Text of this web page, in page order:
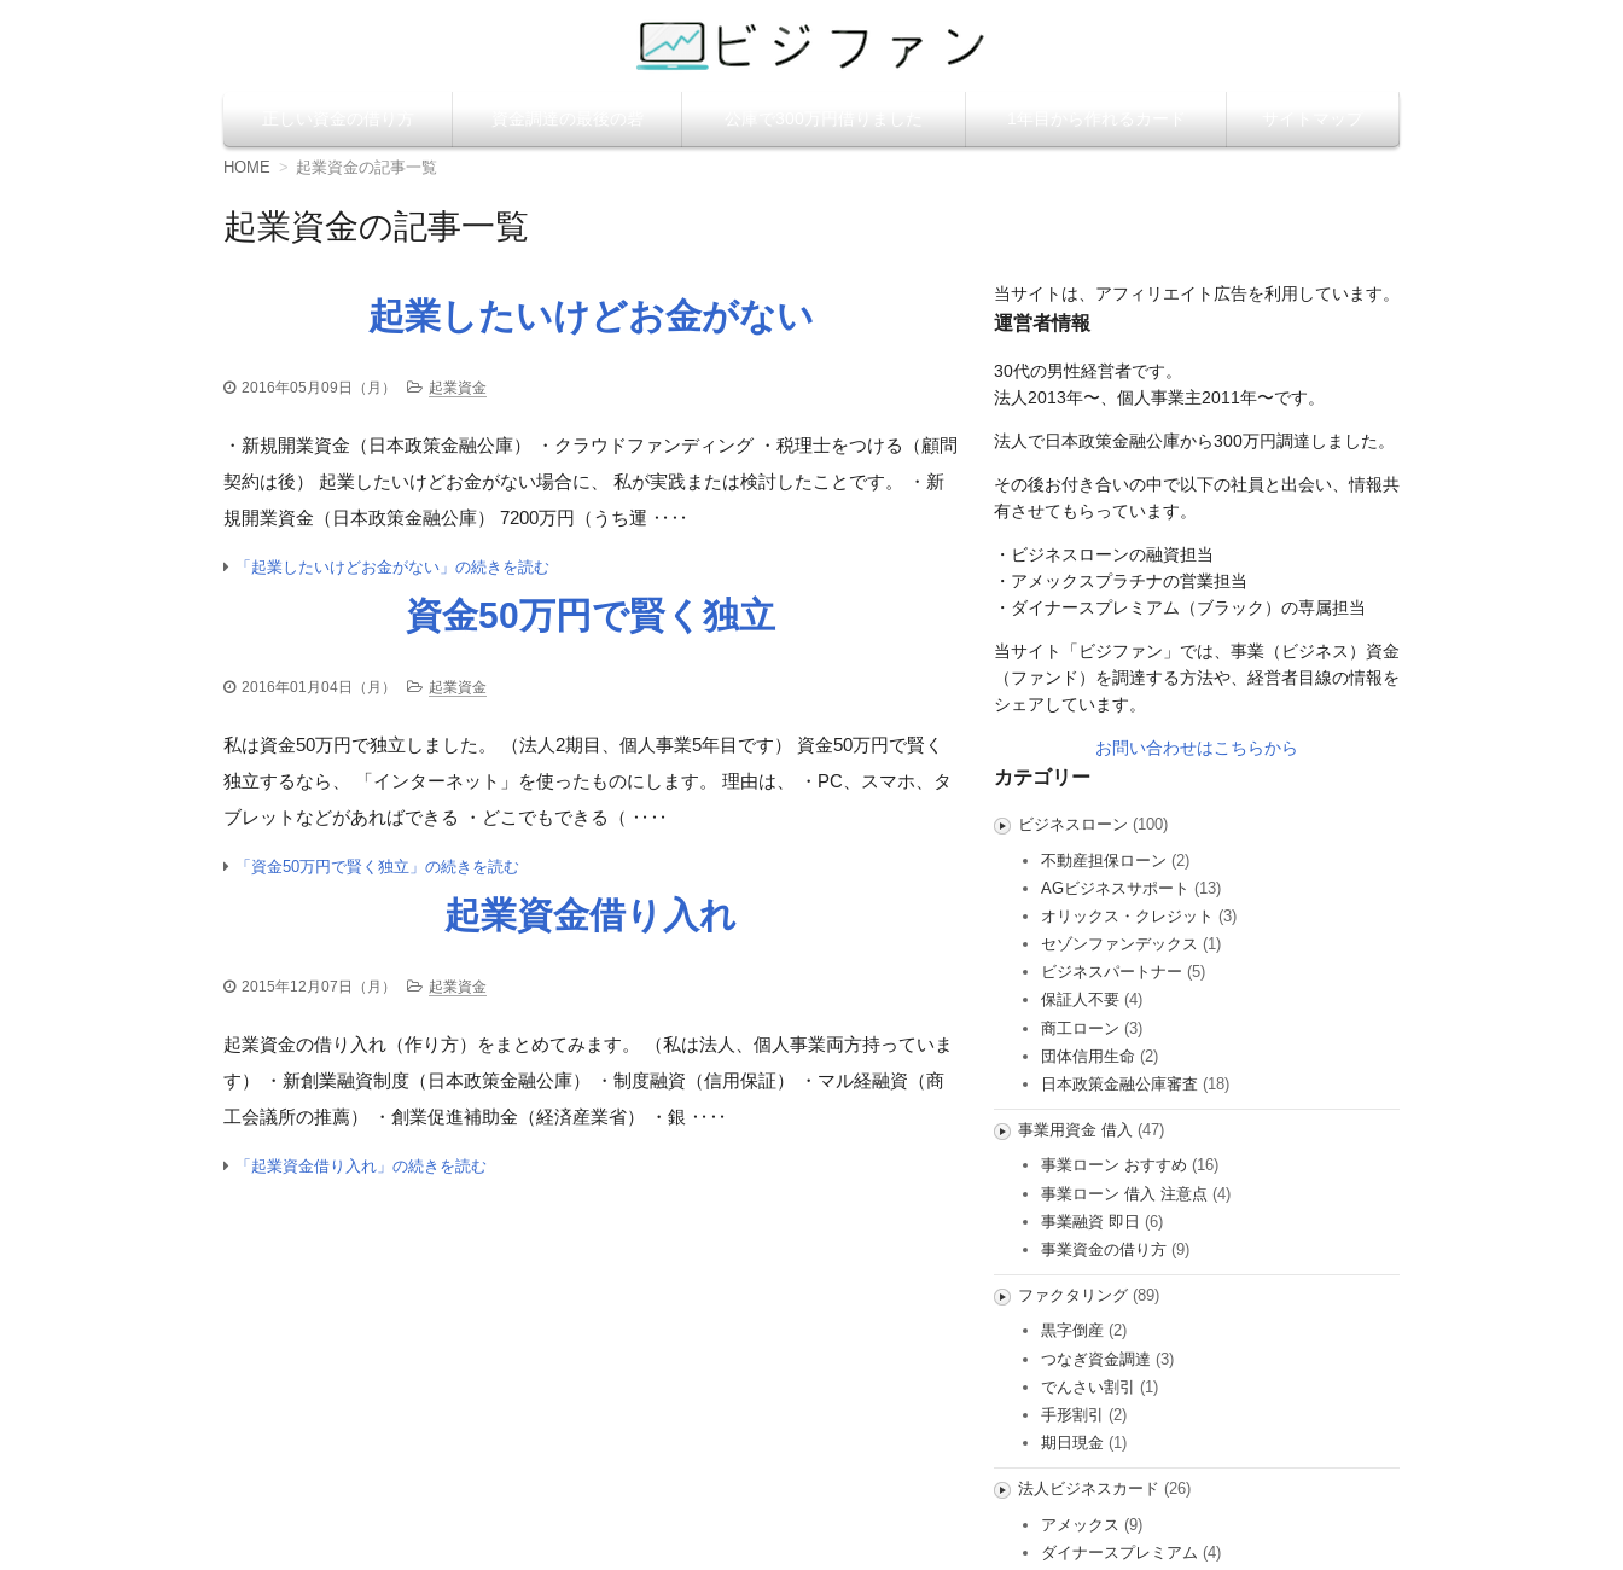
資金調達の方法【ビジファン】
ン
テ
ツ
へ
HOME 起業資金の記事一覧
起業資金の記事一覧
起業したいけどお金がない
2016年05月09日（月） 起業資金
・新規開業資金（日本政策金融公庫） ・クラウドファンディング ・税理士をつける（顧問
契約は後） 起業したいけどお金がない場合に、 私が実践または検討したことです。 ・新
規開業資金（日本政策金融公庫） 7200万円（うち運 ‥‥
「起業したいけどお金がない」の続きを読む
資金50万円で賢く独立
2016年01月04日（月） 起業資金
私は資金50万円で独立しました。 （法人2期目、個人事業5年目です） 資金50万円で賢く
独立するなら、 「インターネット」を使ったものにします。 理由は、 ・PC、スマホ、タ
ブレットなどがあればできる ・どこでもできる（ ‥‥
「資金50万円で賢く独立」の続きを読む
起業資金借り入れ
2015年12月07日（月） 起業資金
起業資金の借り入れ（作り方）をまとめてみます。 （私は法人、個人事業両方持っていま
す） ・新創業融資制度（日本政策金融公庫） ・制度融資（信用保証） ・マル経融資（商
工会議所の推薦） ・創業促進補助金（経済産業省） ・銀 ‥‥
「起業資金借り入れ」の続きを読む
当サイトは、アフィリエイト広告を利用しています。
運営者情報
30代の男性経営者です。
法人2013年〜、個人事業主2011年〜です。
法人で日本政策金融公庫から300万円調達しました。
その後お付き合いの中で以下の社員と出会い、情報共
有させてもらっています。
・ビジネスローンの融資担当
・アメックスプラチナの営業担当
・ダイナースプレミアム（ブラック）の専属担当
当サイト「ビジファン」では、事業（ビジネス）資金
（ファンド）を調達する方法や、経営者目線の情報を
シェアしています。
お問い合わせはこちらから
カテゴリー
ビジネスローン (100)
不動産担保ローン (2)
AGビジネスサポート (13)
オリックス・クレジット (3)
セゾンファンデックス (1)
ビジネスパートナー (5)
保証人不要 (4)
商工ローン (3)
団体信用生命 (2)
日本政策金融公庫審査 (18)
事業用資金 借入 (47)
事業ローン おすすめ (16)
事業ローン 借入 注意点 (4)
事業融資 即日 (6)
事業資金の借り方 (9)
ファクタリング(89)
黒字倒産 (2)
つなぎ資金調達 (3)
でんさい割引 (1)
手形割引
(2)
期日現金 (1)
法人ビジネスカード (26)
アメックス (9)
ダイナースプレミアム (4)